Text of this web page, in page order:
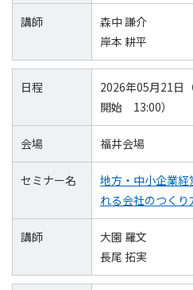
講師
森中 謙介
岸本 耕平
日程
2026年05月21日
開始 13:00）
会場 福井会場
セミナー名
地方・中小企業
れる会社のつくり
講師
大園 羅文
長尾 拓実